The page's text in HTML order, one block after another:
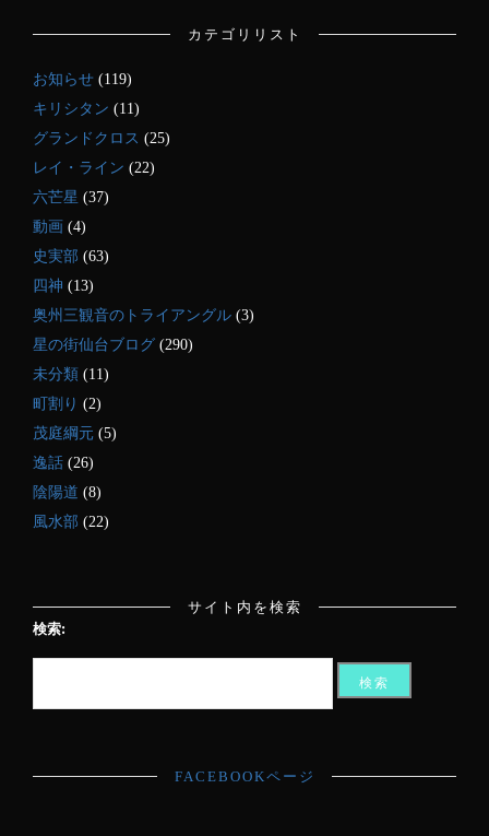
カテゴリリスト
お知らせ (119)
キリシタン (11)
グランドクロス (25)
レイ・ライン (22)
六芒星 (37)
動画 (4)
史実部 (63)
四神 (13)
奥州三観音のトライアングル (3)
星の街仙台ブログ (290)
未分類 (11)
町割り (2)
茂庭綱元 (5)
逸話 (26)
陰陽道 (8)
風水部 (22)
サイト内を検索
検索:
FACEBOOKページ